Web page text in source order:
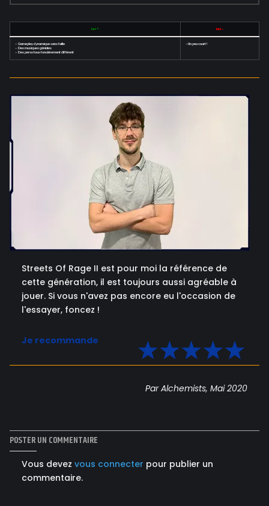
Les + Les -
- Gameplay dynamique sans faille
- Des musiques géniales
- Des perso tous foncièrement différent
- Un peu court !
Streets Of Rage II est pour moi la référence de
cette génération, il est toujours aussi agréable à
jouer. Si vous n'avez pas encore eu l'occasion de
l'essayer, foncez !
Je recommande
Par Alchemists, Mai 2020
POSTER UN COMMENTAIRE
Vous devez vous connecter pour publier un
commentaire.